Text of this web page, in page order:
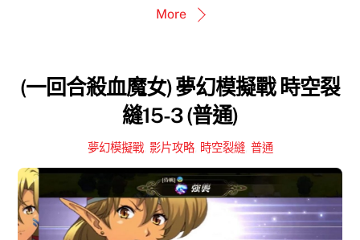
More
(一回合殺血魔女) 夢幻模擬戰 時空裂
縫15-3 (普通)
夢幻模擬戰, 影片攻略, 時空裂縫, 普通